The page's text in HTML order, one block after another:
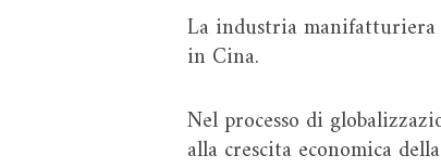
La industria manifatturiera
in Cina.
Nel processo di
alla crescita economica